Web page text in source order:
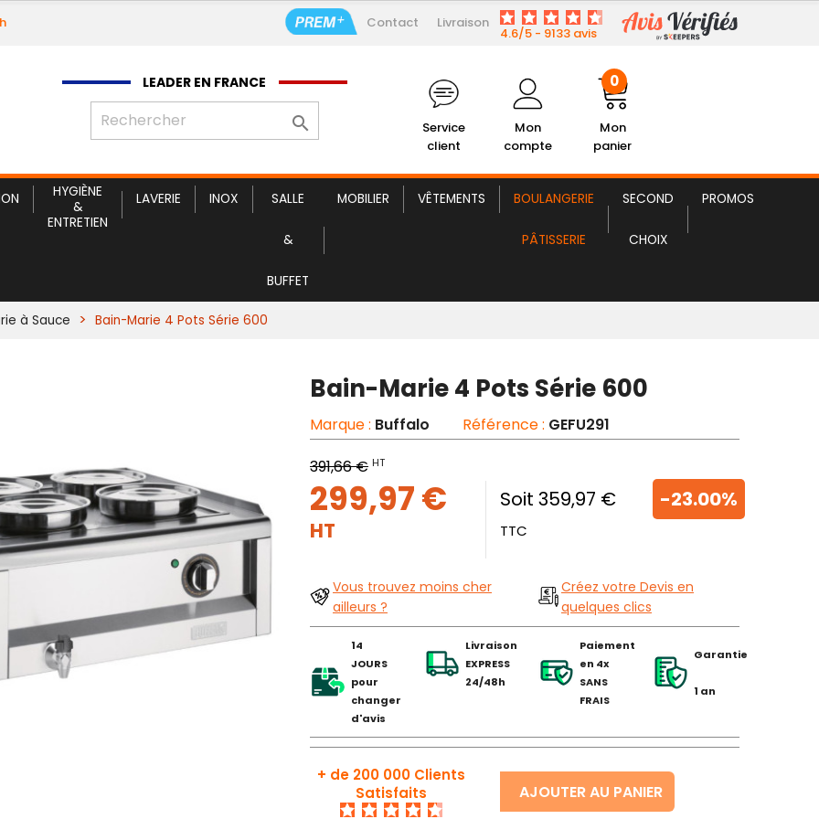
Contact Livraison
4.6/5 - 9133 avis
LEADER EN FRANCE

Service
client
Mon
compte
Mon
panier
0
HYGIÈNE
&
ENTRETIEN
LAVERIE INOX SALLE
&
BUFFET
MOBILIER VÊTEMENTS BOULANGERIE
PÂTISSERIE
SECOND
CHOIX
PROMOS
Bain-Marie 4 Pots Série 600 299,97 € HT
à Sauce Bain-Marie 4 Pots Série 600
Bain-Marie 4 Pots Série 600
Marque : Buffalo Référence : GEFU291
391,66 € HT
299,97 €
HT
Soit 359,97 €
TTC
-23.00%
Vous trouvez moins cher
ailleurs ?
Créez votre Devis en
quelques clics
14
JOURS
pour
changer
d'avis
Livraison
EXPRESS
24/48h
Paiement
en 4x
SANS
FRAIS
Garantie
1 an
+ de 200 000 Clients
Satisfaits
AJOUTER AU PANIER